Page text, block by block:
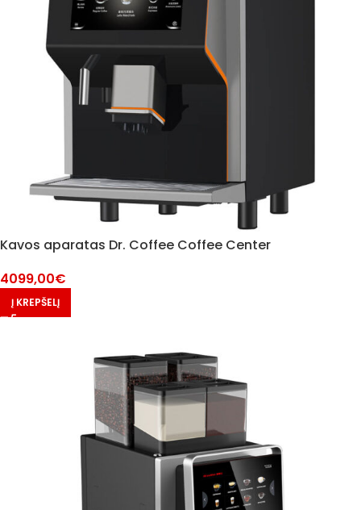
Kavos aparatas Dr. Coffee Coffee Center
4099,00€
Į KREPŠELĮ